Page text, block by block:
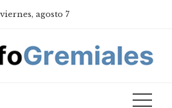
viernes, agosto 7